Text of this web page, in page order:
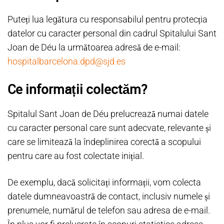
Puteți lua legătura cu responsabilul pentru protecția
datelor cu caracter personal din cadrul Spitalului Sant
Joan de Déu la următoarea adresă de e-mail:
hospitalbarcelona.dpd@sjd.es
Ce informații colectăm?
Spitalul Sant Joan de Déu prelucrează numai datele
cu caracter personal care sunt adecvate, relevante și
care se limitează la îndeplinirea corectă a scopului
pentru care au fost colectate inițial.
De exemplu, dacă solicitați informații, vom colecta
datele dumneavoastră de contact, inclusiv numele și
prenumele, numărul de telefon sau adresa de e-mail.